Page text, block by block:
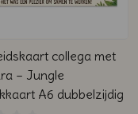
collega met
– Jungle
A6 dubbelzijdig